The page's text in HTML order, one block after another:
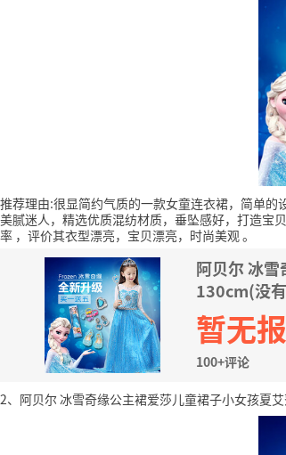
推荐理由:很显简约气质的一款女童连衣裙，简单
美腻迷人，精选优质混纺材质，垂坠感好，打造宝
率 ，评价其衣型漂亮，宝贝漂亮，时尚美观。
阿贝尔 冰
130cm(没
暂无
100+评论
2、阿贝尔 冰雪奇缘公主裙爱莎儿童裙子小女孩夏